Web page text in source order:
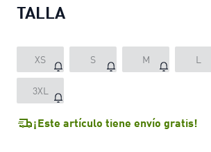
TALLA
XS S M L
3XL
¡Este artículo tiene envío gratis!